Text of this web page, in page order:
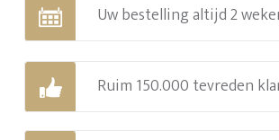
Uw bestelling altijd 2
Ruim 150.000 tevreden